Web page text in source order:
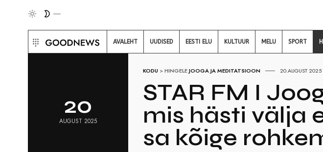
AVALEHT UUDISED EESTI ELU KULTUUR MELU SPORT
20
AUGUST 2025
KODU >HINGELEJOOGA JA MEDITATSIOON 20.AUGUST 2025
STAR FM I
mis hästi välja
sa kõige